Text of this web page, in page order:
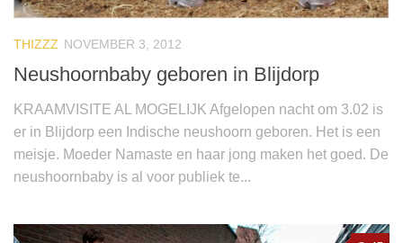
THIZZZ NOVEMBER 3, 2012
Neushoornbaby geboren in Blijdorp
KRAAMVISITE AL MOGELIJK Afgelopen nacht om 3.02 is
er in Blijdorp een Indische neushoorn geboren. Het is een
meisje. Moeder Namaste en haar jong maken het goed. De
neushoornbaby is al voor publiek te...